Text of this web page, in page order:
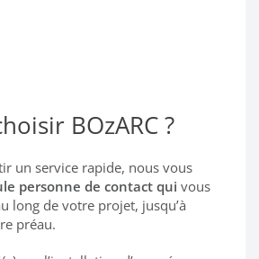
BOzARC ?
un service rapide, nous vous
personne de contact qui vous
long de votre projet, jusqu’à
préau.